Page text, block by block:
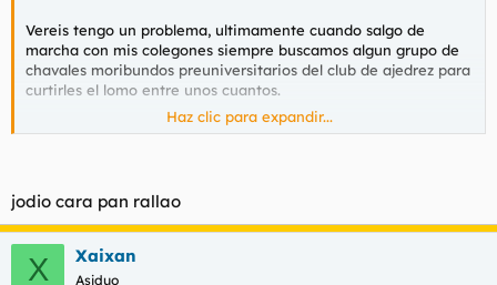
Vereis tengo un problema, ultimamente cuando salgo de
marcha con mis colegones siempre buscamos algun grupo de
chavales moribundos preuniversitarios del club de ajedrez para
curtirles el lomo entre unos cuantos.
El problema consiste en que cada gafa que rompo a puñetazos
Haz clic para expandir...
jodio cara pan rallao
X Xaixan
Asiduo